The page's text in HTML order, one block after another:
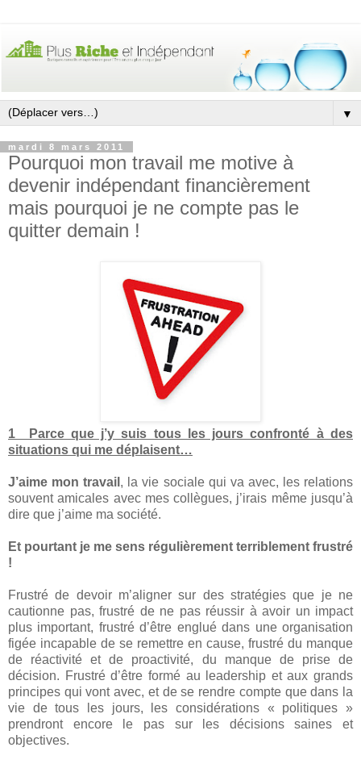
▼
mardi 8 mars 2011
Pourquoi mon travail me motive à
devenir indépendant financièrement
mais pourquoi je ne compte pas le
quitter demain !
1 Parce que j’y suis tous les jours confronté à des
situations qui me déplaisent…
J’aime mon travail , la vie sociale qui va avec, les relations
souvent amicales avec mes collègues, j’irais même jusqu’à
dire que j’aime ma société.
Et pourtant je me sens régulièrement terriblement frustré
!
Frustré de devoir m’aligner sur des stratégies que je ne
cautionne pas, frustré de ne pas réussir à avoir un impact
plus important, frustré d’être englué dans une organisation
figée incapable de se remettre en cause, frustré du manque
de réactivité et de proactivité, du manque de prise de
décision. Frustré d’être formé au leadership et aux grands
principes qui vont avec, et de se rendre compte que dans la
vie de tous les jours, les considérations « politiques »
prendront encore le pas sur les décisions saines et
objectives.